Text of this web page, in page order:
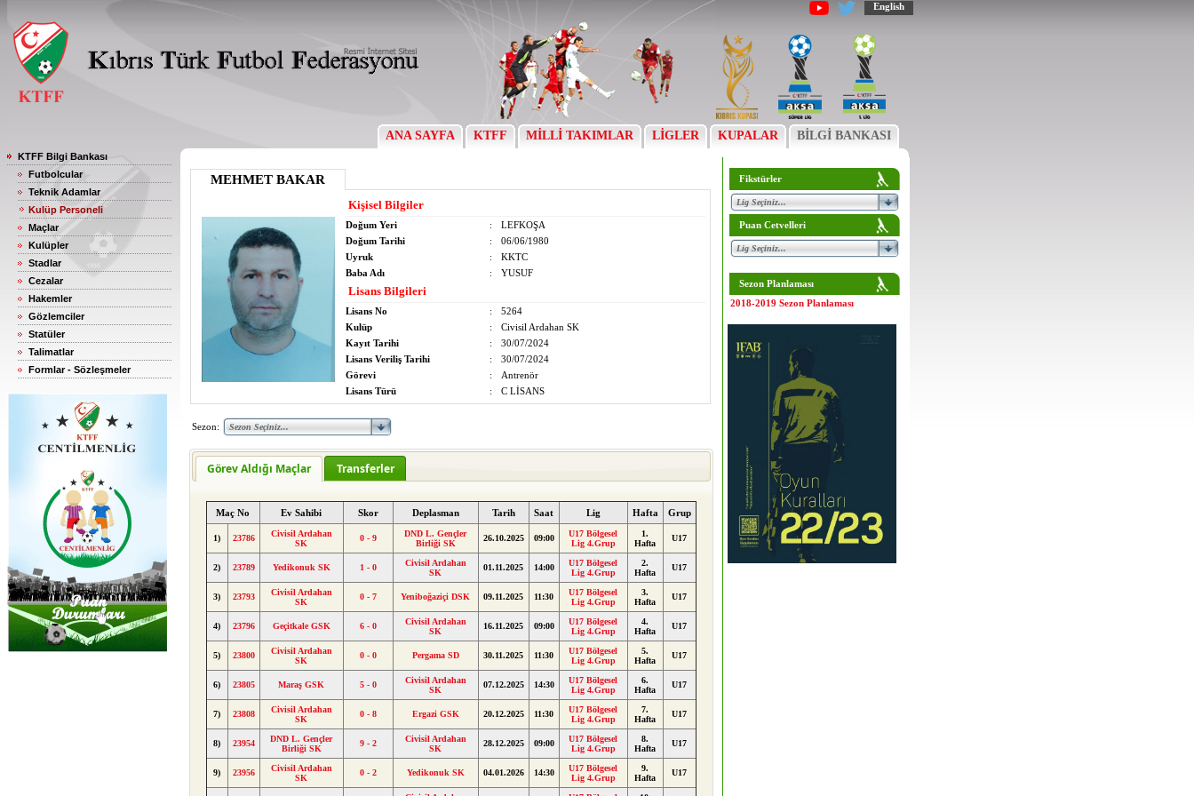
English
ANA SAYFA KTFF MİLLİ TAKIMLAR LİGLER KUPALAR BİLGİ BANKASI
KTFF Bilgi Bankası
Futbolcular
Teknik Adamlar
Kulüp Personeli
Maçlar
Kulüpler
Stadlar
Cezalar
Hakemler
Gözlemciler
Statüler
Talimatlar
Formlar - Sözleşmeler
MEHMET BAKAR
Kişisel Bilgiler
Doğum Yeri :
LEFKOŞA
Doğum Tarihi
:
06/06/1980
Uyruk
:
KKTC
Baba Adı
: YUSUF
Lisans Bilgileri
Lisans No :
5264
Kulüp
:
Civisil Ardahan SK
Kayıt Tarihi
:
30/07/2024
Lisans Veriliş Tarihi
:
30/07/2024
Görevi
:
Antrenör
Lisans Türü
: C LİSANS
Sezon:
Görev Aldığı Maçlar Transferler
Maç No Ev Sahibi Skor Deplasman Tarih Saat Lig Hafta Grup
1) 23786
Civisil Ardahan
SK
0 - 9
DND L. Gençler
Birliği SK
26.10.2025 09:00
U17 Bölgesel
Lig 4.Grup
1.
Hafta
U17
2) 23789 Yedikonuk SK 1 - 0
Civisil Ardahan
SK
01.11.2025 14:00
U17 Bölgesel
Lig 4.Grup
2.
Hafta
U17
3) 23793
Civisil Ardahan
SK
0 - 7 Yeniboğaziçi DSK 09.11.2025 11:30
U17 Bölgesel
Lig 4.Grup
3.
Hafta
U17
4) 23796 Geçitkale GSK 6 - 0
Civisil Ardahan
SK
16.11.2025 09:00
U17 Bölgesel
Lig 4.Grup
4.
Hafta
U17
5) 23800
Civisil Ardahan
SK
0 - 0 Pergama SD 30.11.2025 11:30
U17 Bölgesel
Lig 4.Grup
5.
Hafta
U17
6) 23805 Maraş GSK 5 - 0
Civisil Ardahan
SK
07.12.2025 14:30
U17 Bölgesel
Lig 4.Grup
6.
Hafta
U17
7) 23808
Civisil Ardahan
SK
0 - 8 Ergazi GSK 20.12.2025 11:30
U17 Bölgesel
Lig 4.Grup
7.
Hafta
U17
8) 23954
DND L. Gençler
Birliği SK
9 - 2
Civisil Ardahan
SK
28.12.2025 09:00
U17 Bölgesel
Lig 4.Grup
8.
Hafta
U17
9) 23956
Civisil Ardahan
SK
0 - 2 Yedikonuk SK 04.01.2026 14:30
U17 Bölgesel
Lig 4.Grup
9.
Hafta
U17
Fikstürler
Puan Cetvelleri
Sezon Planlaması
2018-2019 Sezon Planlaması